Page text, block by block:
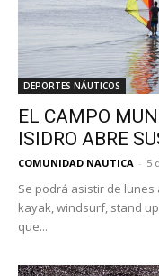
DEPORTES NÁUTICOS
EL CAMPO
ISIDRO ABRE
COMUNIDAD NAUTICA - 5
Se podrá asistir de lunes
kayak, windsurf, stand
que...